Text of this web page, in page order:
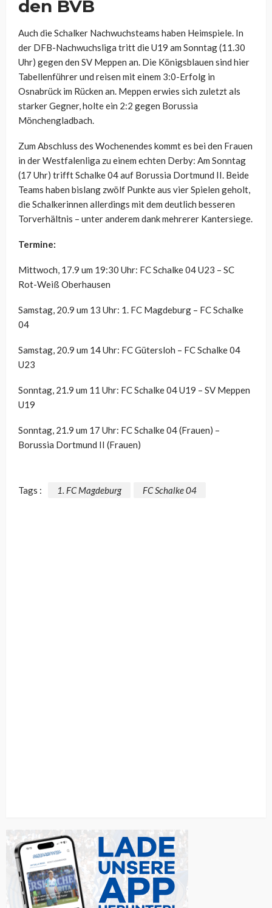
den BVB
Auch die Schalker Nachwuchsteams haben Heimspiele. In
der DFB-Nachwuchsliga tritt die U19 am Sonntag (11.30
Uhr) gegen den SV Meppen an. Die Königsblauen sind hier
Tabellenführer und reisen mit einem 3:0-Erfolg in
Osnabrück im Rücken an. Meppen erwies sich zuletzt als
starker Gegner, holte ein 2:2 gegen Borussia
Mönchengladbach.
Zum Abschluss des Wochenendes kommt es bei den Frauen
in der Westfalenliga zu einem echten Derby: Am Sonntag
(17 Uhr) trifft Schalke 04 auf Borussia Dortmund II. Beide
Teams haben bislang zwölf Punkte aus vier Spielen geholt,
die Schalkerinnen allerdings mit dem deutlich besseren
Torverhältnis – unter anderem dank mehrerer Kantersiege.
Termine:
Mittwoch, 17.9 um 19:30 Uhr: FC Schalke 04 U23 – SC
Rot-Weiß Oberhausen
Samstag, 20.9 um 13 Uhr: 1. FC Magdeburg – FC Schalke
04
Samstag, 20.9 um 14 Uhr: FC Gütersloh – FC Schalke 04
U23
Sonntag, 21.9 um 11 Uhr: FC Schalke 04 U19 – SV Meppen
U19
Sonntag, 21.9 um 17 Uhr: FC Schalke 04 (Frauen) –
Borussia Dortmund II (Frauen)
Tags : 1. FC Magdeburg FC Schalke 04